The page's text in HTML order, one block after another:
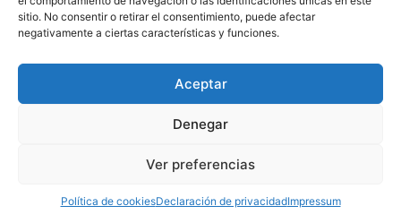
sitio. No consentir o retirar el consentimiento, puede afectar
negativamente a ciertas características y funciones.
Aceptar
Denegar
Ver preferencias
Política de cookiesDeclaración de privacidadImpressum
910 607 564
derechos reservados